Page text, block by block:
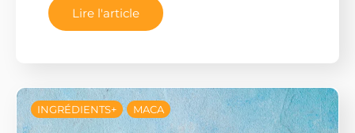
Lire l'article
INGRÉDIENTS+ MACA